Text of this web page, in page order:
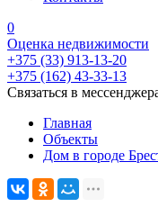
0
Оценка недвижимости
+375 (33) 913-13-20
+375 (162) 43-33-13
Связаться в
Главная
Объекты
Дом в городе